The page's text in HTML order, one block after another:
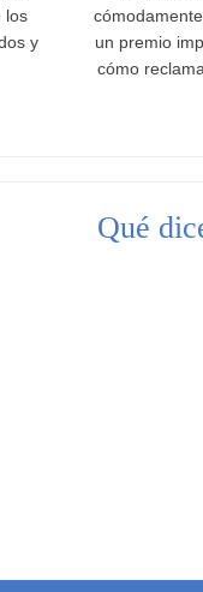
los
y
un premio
cómo
Qué